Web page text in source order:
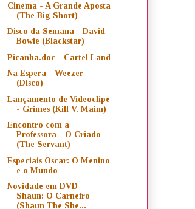
Cinema - A Grande Aposta
(The Big Short)
Disco da Semana - David
Bowie (Blackstar)
Picanha.doc - Cartel Land
Na Espera - Weezer
(Disco)
Lançamento de Videoclipe
- Grimes (Kill V. Maim)
Encontro com a
Professora - O Criado
(The Servant)
Especiais Oscar: O Menino
e o Mundo
Novidade em DVD -
Shaun: O Carneiro
(Shaun The She...